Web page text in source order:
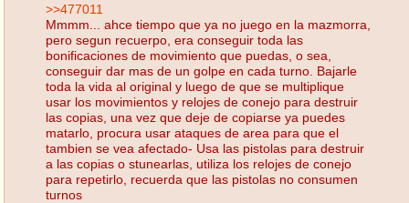
>>477011
Mmmm... ahce tiempo que ya no juego en la mazmorra,
pero segun recuerpo, era conseguir toda las
bonificaciones de movimiento que puedas, o sea,
conseguir dar mas de un golpe en cada turno. Bajarle
toda la vida al original y luego de que se multiplique
usar los movimientos y relojes de conejo para destruir
las copias, una vez que deje de copiarse ya puedes
matarlo, procura usar ataques de area para que el
tambien se vea afectado- Usa las pistolas para destruir
a las copias o stunearlas, utiliza los relojes de conejo
para repetirlo, recuerda que las pistolas no consumen
turnos